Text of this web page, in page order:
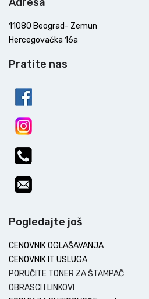
11080 Beograd- Zemun
Hercegovačka 16a
Pratite nas
Pogledajte još
CENOVNIK OGLAŠAVANJA
CENOVNIK IT USLUGA
PORUČITE TONER ZA ŠTAMPAČ
OBRASCI I LINKOVI